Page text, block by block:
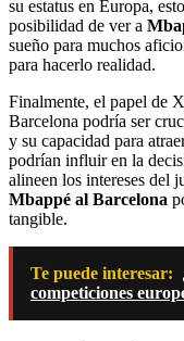
su estatus en Europa,
posibilidad de ver a
sueño para muchos
para hacerlo realidad.
Finalmente, el papel de
Barcelona podría ser
y su capacidad para
podrían influir en la
alineen los intereses del
Mbappé al Barcelona
tangible.
Te puede interesar:
competiciones